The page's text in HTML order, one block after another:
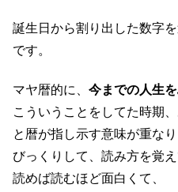
誕生日から割り出した数字
です。
マヤ暦的に、 今までの人生
こういうことをしてた時期
と暦が指し示す意味が重なり
びっくりして、読み方を覚
読めば読むほど面白くて、